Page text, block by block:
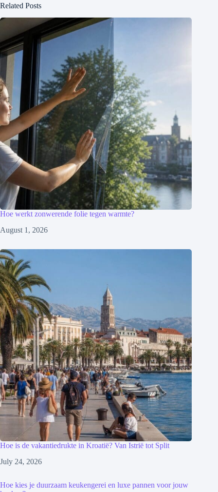
Related Posts
Hoe werkt zonwerende folie tegen warmte?
August 1, 2026
Hoe is de vakantiedrukte in Kroatië? Van Istrië tot Split
July 24, 2026
Hoe kies je duurzaam keukengerei en luxe pannen voor jouw